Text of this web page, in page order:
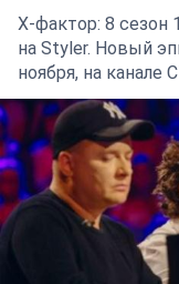
Х-фактор: 8 сезон
на Styler. Новый
ноября, на канале